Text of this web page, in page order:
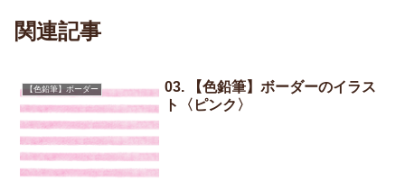
関連記事
【色鉛筆】ボーダー
03. 【色鉛筆】ボーダーのイラス
ト〈ピンク〉